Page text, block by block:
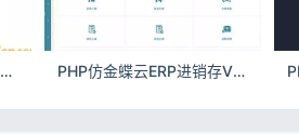
PHP图片版Ping接口源码 上传即用 返回图片结果 PHP仿金蝶云ERP进销存V8源码 多仓版网络版 含扫描枪入库